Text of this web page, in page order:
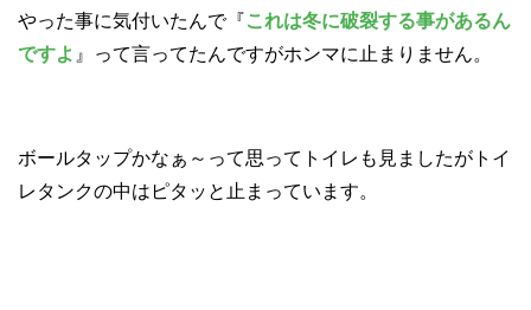
やった事に気付いたんで『これは冬に破裂する事があるん
ですよ 』って言ってたんですがホンマに止まりません。
ボールタップかなぁ～って思ってトイレも見ましたがトイ
レタンクの中はピタッと止まっています。